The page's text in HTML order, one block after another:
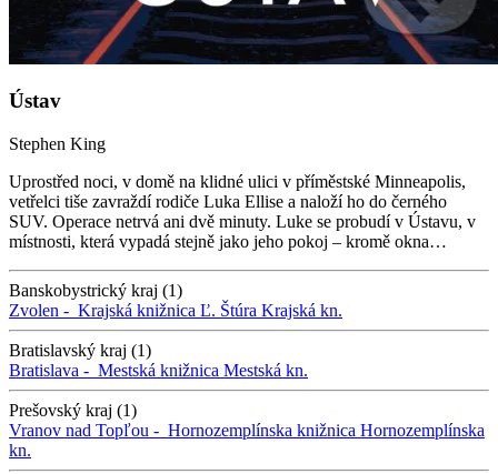
Ústav
Stephen King
Uprostřed noci, v domě na klidné ulici v příměstské Minneapolis,
vetřelci tiše zavraždí rodiče Luka Ellise a naloží ho do černého
SUV. Operace netrvá ani dvě minuty. Luke se probudí v Ústavu, v
místnosti, která vypadá stejně jako jeho pokoj – kromě okna…
Banskobystrický kraj (1)
Zvolen - Krajská knižnica Ľ. Štúra Krajská kn.
Bratislavský kraj (1)
Bratislava - Mestská knižnica Mestská kn.
Prešovský kraj (1)
Vranov nad Topľou - Hornozemplínska knižnica Hornozemplínska
kn.